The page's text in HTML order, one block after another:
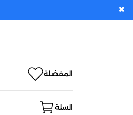
المفضلة
السلة
✖